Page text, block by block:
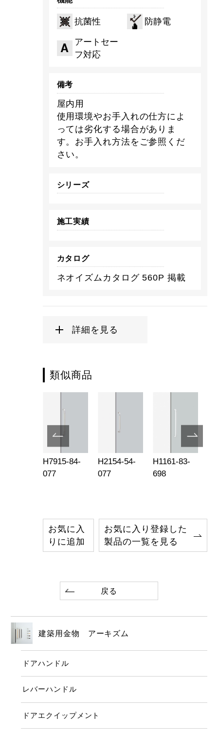
抗菌性 防静電
アートセー
フ対応
備考
屋内用
使用環境やお手入れの仕方によ
っては劣化する場合がありま
す。お手入れ方法をご参照くだ
さい。
シリーズ
施工実績
カタログ
ネオイズムカタログ 560P 掲載
詳細を見る
類似商品
H7915-84-
077
H2154-54-
077
H1161-83-
698
お気に入
りに追加
お気に入り登録した
製品の一覧を見る
戻る
建築用金物 アーキズム
ドアハンドル
レバーハンドル
ドアエクイップメント